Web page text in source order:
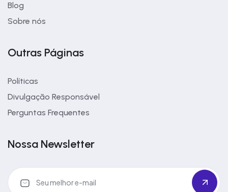
Blog
Sobre nós
Outras Páginas
Políticas
Divulgação Responsável
Perguntas Frequentes
Nossa Newsletter